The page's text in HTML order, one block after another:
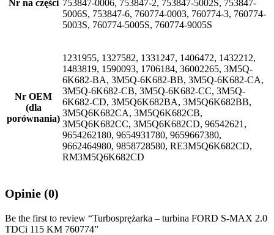
Nr na części 753847-0006, 753847-2, 753847-5002S, 753847-
5006S, 753847-6, 760774-0003, 760774-3, 760774-
5003S, 760774-5005S, 760774-9005S
Nr OEM
(dla
porównania)
1231955, 1327582, 1331247, 1406472, 1432212,
1483819, 1590093, 1706184, 36002265, 3M5Q-
6K682-BA, 3M5Q-6K682-BB, 3M5Q-6K682-CA,
3M5Q-6K682-CB, 3M5Q-6K682-CC, 3M5Q-
6K682-CD, 3M5Q6K682BA, 3M5Q6K682BB,
3M5Q6K682CA, 3M5Q6K682CB,
3M5Q6K682CC, 3M5Q6K682CD, 96542621,
9654262180, 9654931780, 9659667380,
9662464980, 9858728580, RE3M5Q6K682CD,
RM3M5Q6K682CD
Opinie (0)
Be the first to review “Turbosprężarka – turbina FORD S-MAX 2.0
TDCi 115 KM 760774”